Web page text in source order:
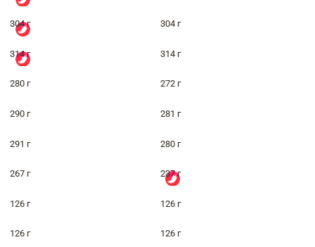
304 г 304 г
314 г 314 г
280 г 272 г
290 г 281 г
291 г 280 г
267 г 237 г
126 г 126 г
126 г 126 г